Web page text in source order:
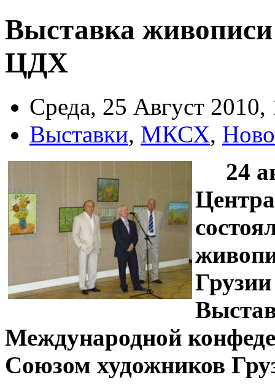
Выставка
ЦДХ
Среда, 25 Август 2010,
Выставки, МКСХ,
24
Международной
Союзом художников